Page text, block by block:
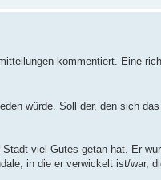
kommentiert. Eine
würde. Soll der, den sich das
viel Gutes getan hat. Er
in die er verwickelt ist/war,